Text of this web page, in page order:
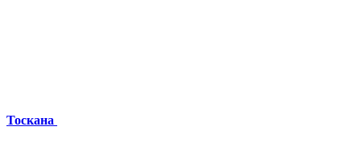
Тоскана